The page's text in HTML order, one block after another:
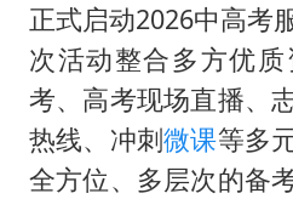
正式启动2026中高考
次活动整合多方优
考、高考现场直播、
热线、冲刺微课等多
全方位、多层次的备